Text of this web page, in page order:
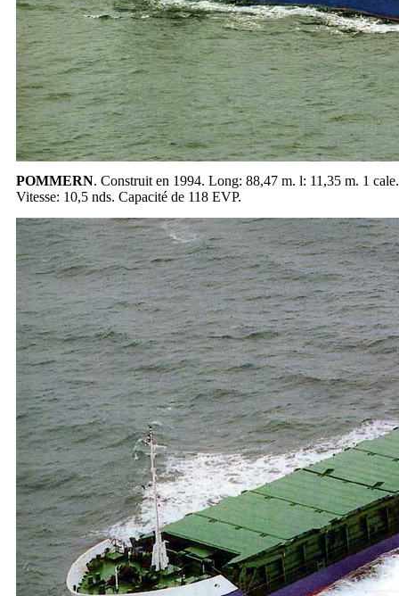
POMMERN. Construit en 1994. Long: 88,47 m. l: 11,35 m. 1 cale.
Vitesse: 10,5 nds. Capacité de 118 EVP.